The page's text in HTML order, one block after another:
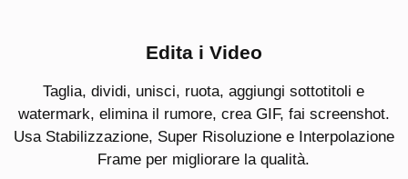
Edita i Video
Taglia, dividi, unisci, ruota, aggiungi sottotitoli e
watermark, elimina il rumore, crea GIF, fai screenshot.
Usa Stabilizzazione, Super Risoluzione e Interpolazione
Frame per migliorare la qualità.